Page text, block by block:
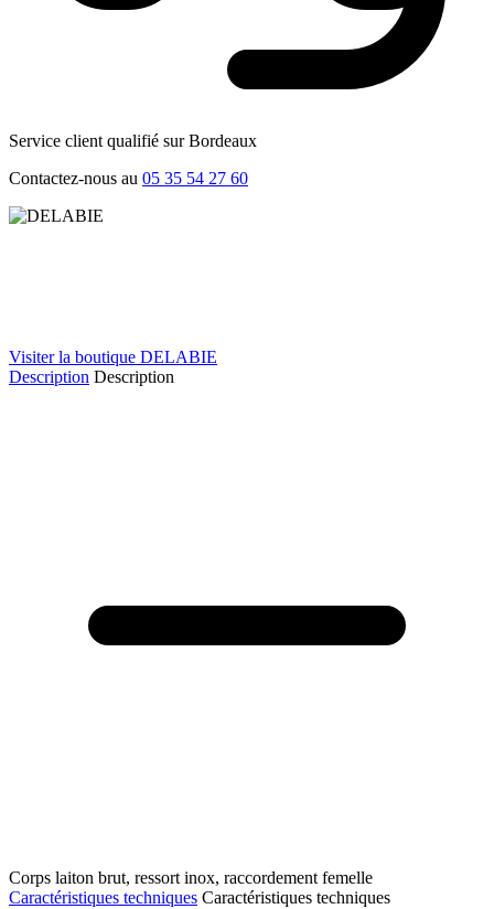
Service client qualifié sur Bordeaux
Contactez-nous au 05 35 54 27 60
Visiter la boutique DELABIE
Description Description
Corps laiton brut, ressort inox, raccordement femelle
Caractéristiques techniques Caractéristiques techniques